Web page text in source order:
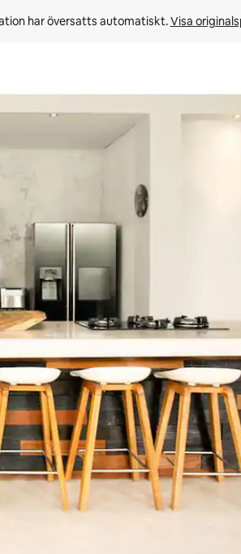
har översatts automatiskt. Visa
eller utforska genom att trycka eller